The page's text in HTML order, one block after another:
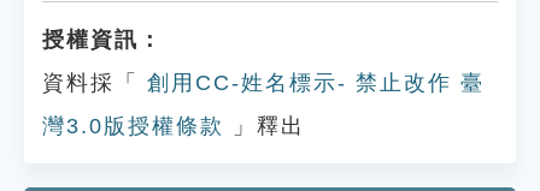
授權資訊：
資料採「
創用CC-姓名標示- 禁止改作 臺
灣3.0版授權條款
」釋出